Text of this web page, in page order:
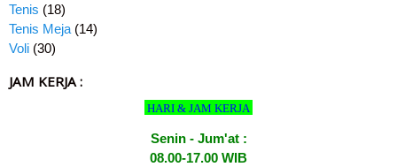
Tenis (18)
Tenis Meja (14)
Voli (30)
JAM KERJA :
HARI & JAM KERJA
Senin - Jum'at :
08.00-17.00 WIB